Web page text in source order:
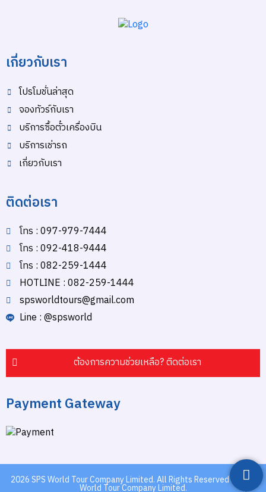
เกี่ยวกับเรา
โปรโมชั่นล่าสุด
จองทัวร์กับเรา
บริการซื้อตั๋วเครื่องบิน
บริการเช่ารถ
เกี่ยวกับเรา
ติดต่อเรา
โทร : 097-979-7444
โทร : 092-418-9444
โทร : 082-259-1444
HOTLINE : 082-259-1444
spsworldtours@gmail.com
Line : @spsworld
ต้องการความช่วยเหลือ? ติดต่อเรา
Payment Gateway
2026SPS World Tour Company Limited.All Rights Reserved by SPS
World Tour Company Limited.